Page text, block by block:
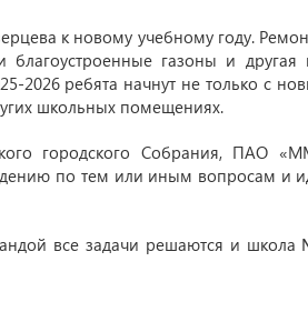
к новому учебному году.
газоны и другая
2026 ребята начнут не только с
школьных помещениях.
городского Собрания, ПАО
по тем или иным вопросам и
все задачи решаются и школа